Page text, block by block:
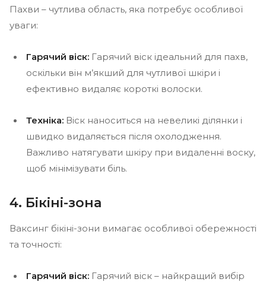
Пахви – чутлива область, яка потребує особливої
уваги:
Гарячий віск: Гарячий віск ідеальний для пахв,
оскільки він м’якший для чутливої шкіри і
ефективно видаляє короткі волоски.
Техніка: Віск наноситься на невеликі ділянки і
швидко видаляється після охолодження.
Важливо натягувати шкіру при видаленні воску,
щоб мінімізувати біль.
4. Бікіні-зона
Ваксинг бікіні-зони вимагає особливої обережності
та точності:
Гарячий віск: Гарячий віск – найкращий вибір